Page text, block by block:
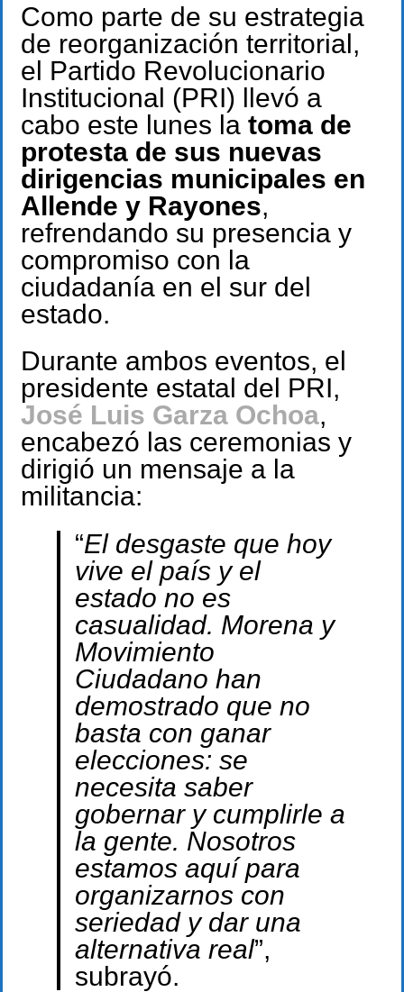
Como parte de su estrategia
de reorganización territorial,
el Partido Revolucionario
Institucional (PRI) llevó a
cabo este lunes la toma de
protesta de sus nuevas
dirigencias municipales en
Allende y Rayones,
refrendando su presencia y
compromiso con la
ciudadanía en el sur del
estado.
Durante ambos eventos, el
presidente estatal del PRI,
José Luis Garza Ochoa,
encabezó las ceremonias y
dirigió un mensaje a la
militancia:
“El desgaste que hoy
vive el país y el
estado no es
casualidad. Morena y
Movimiento
Ciudadano han
demostrado que no
basta con ganar
elecciones: se
necesita saber
gobernar y cumplirle a
la gente. Nosotros
estamos aquí para
organizarnos con
seriedad y dar una
alternativa real”,
subrayó.